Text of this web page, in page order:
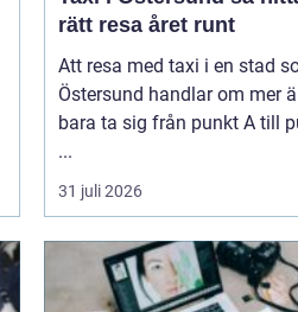
rätt resa året runt
Att resa med taxi i en stad
Östersund handlar om mer
bara ta sig från punkt A till
...
31 juli 2026